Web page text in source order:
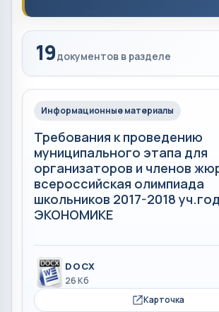
19документов в разделе
Информационные материалы
Требования к проведению
муниципального этапа для
организаторов и членов
всероссийская олимпиада
школьников 2017-2018
ЭКОНОМИКЕ
DOCX
26 Кб
Карточка